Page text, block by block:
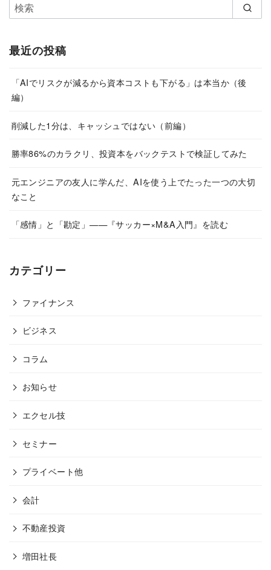
最近の投稿
「AIでリスクが減るから資本コストも下がる」は本当か（後
編）
削減した1分は、キャッシュではない（前編）
勝率86%のカラクリ、投資本をバックテストで検証してみた
元エンジニアの友人に学んだ、AIを使う上でたった一つの大切
なこと
「感情」と「勘定」——『サッカー×M&A入門』を読む
カテゴリー
ファイナンス
ビジネス
コラム
お知らせ
エクセル技
セミナー
プライベート他
会計
不動産投資
増田社長